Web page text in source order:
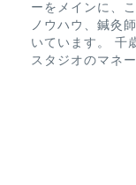
ーをメインに、
ノウハウ、鍼灸
いています。 千
スタジオのマネー